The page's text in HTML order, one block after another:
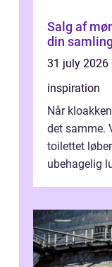
Salg af mønter sådan får du
din
31 july 2026
inspiration
Når
det samme.
toilettet
ubehagelig